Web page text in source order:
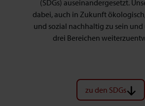
(SDGs) auseinandergesetzt.
dabei, auch in Zukunft
und sozial nachhaltig zu sein und
drei Bereichen
zu den SDGs